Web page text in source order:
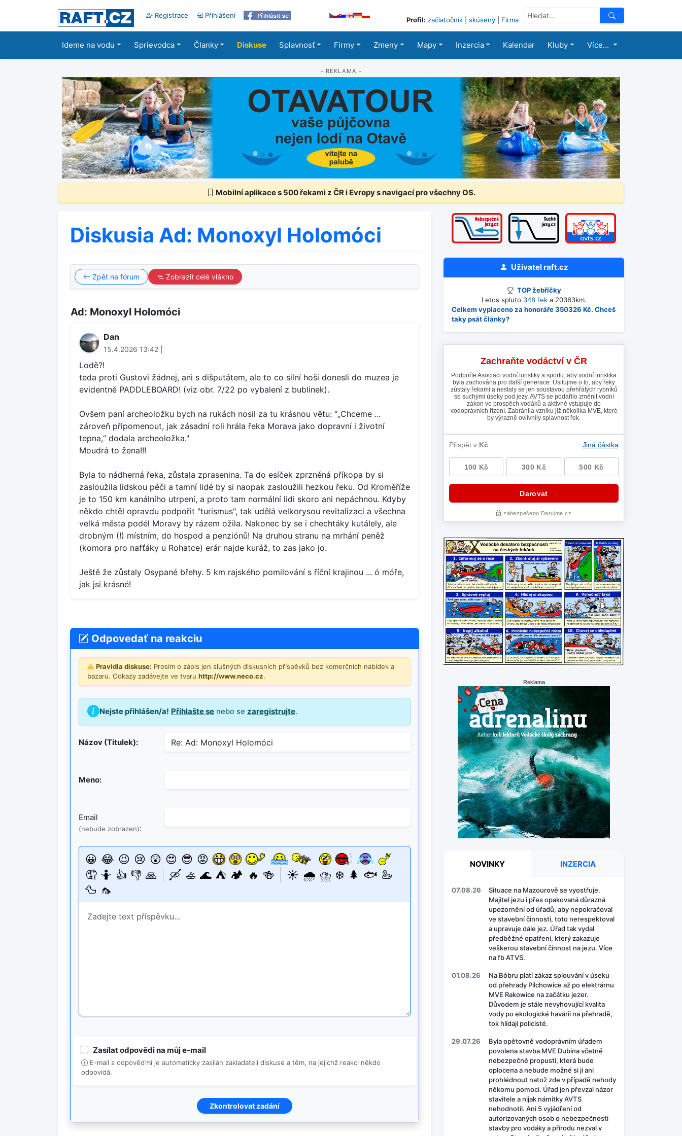
Registrace Přihlášení
Profil: začiatočník skúsený Firma
Ideme na vodu Sprievodca Članky Diskuse Splavnosť Firmy Zmeny Mapy Inzercia Kalendar Kluby Více...
- REKLAMA -
Mobilní aplikace s 500 řekami z ČR i Evropy s navigací pro všechny OS.
Diskusia Ad: Monoxyl Holomóci
Zpět na fórum Zobrazit celé vlákno
Ad: Monoxyl Holomóci
Dan
15.4.2026 13:42 |
Lodě?!
teda proti Gustovi žádnej, ani s dišputátem, ale to co silní hoši donesli do muzea je
evidentně PADDLEBOARD! (viz obr. 7/22 po vybalení z bublinek).
Ovšem paní archeoložku bych na rukách nosil za tu krásnou větu: "„Chceme ...
zároveň připomenout, jak zásadní roli hrála řeka Morava jako dopravní i životní
tepna,“ dodala archeoložka."
Moudrá to žena!!!
Byla to nádherná řeka, zůstala zprasenina. Ta do esíček zprzněná příkopa by si
zasloužila lidskou péči a tamní lidé by si naopak zasloužili hezkou řeku. Od Kroměříže
je to 150 km kanálního utrpení, a proto tam normální lidi skoro ani nepáchnou. Kdyby
někdo chtěl opravdu podpořit "turismus", tak udělá velkorysou revitalizaci a všechna
velká města podél Moravy by rázem ožila. Nakonec by se i chechtáky kutálely, ale
drobným (!) místním, do hospod a penziónů! Na druhou stranu na mrhání peněž
(komora pro nafťáky u Rohatce) erár najde kuráž, to zas jako jo.
Ještě že zůstaly Osypané břehy. 5 km rajského pomilování s říční krajinou ... ó móře,
jak jsi krásné!
Odpovedať na reakciu
Pravidla diskuse: Prosím o zápis jen slušných diskusních příspěvků bez komerčních nabídek a
bazaru. Odkazy zadávejte ve tvaru http://www.neco.cz.
Nejste přihlášen/a! Přihlašte se nebo se zaregistrujte.
Názov (Titulek):
Meno:
Email
(nebude zobrazen):
😀 😂 😉 😢 😲 😍 😎 😡
🤦 🤷 👍 👎 🙏 🛶 🚣 🌊 ⛺ 🏕️ 🔥 🍻 ☀️ 🌧️ ⛈️ ❄️ 🌲 🐟 🦢
🦆 🦟
Zasílat odpovědi na můj e-mail
E-mail s odpověďmi je automaticky zasílán zakladateli diskuse a těm, na jejichž reakci někdo
odpovídá.
Uživatelraft.cz
TOP žebříčky
Letos spluto 348 řeka 20363km.
Celkem vyplaceno za honoráře 350326 Kč. Chceš
taky psát články?
Reklama
NOVINKY INZERCIA
07.08.26
Situace na Mazourově se vyostřuje.
Majitel jezu i přes opakovaná důrazná
upozornění od úřadů, aby nepokračoval
ve stavební činnosti, toto nerespektoval
a upravuje dále jez. Úřad tak vydal
předběžné opatření, který zakazuje
veškerou stavební činnost na jezu. Více
na fb ATVS.
01.08.26
Na Bóbru platí zákaz splouvání v úseku
od přehrady Pilchowice až po elektrárnu
MVE Rakowice na začátku jezer.
Důvodem je stále nevyhovující kvalita
vody po ekologické havárii na přehradě,
tok hlídají policisté.
29.07.26
Byla opětovně vodoprávním úřadem
povolena stavba MVE Dubina včetně
nebezpečné propusti, která bude
oplocena a nebude možné si ji ani
prohlédnout natož zde v případě nehody
někomu pomoci. Úřad jen převzal názor
stavitele a nijak námitky AVTS
nehodnotil. Ani 5 vyjádření od
autorizovaných osob o nebezpečnosti
stavby pro vodáky a přírodu nezval v